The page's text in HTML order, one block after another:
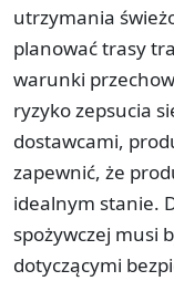
utrzymania
planować trasy
warunki
ryzyko zepsucia
dostawcami,
zapewnić, że
idealnym stanie.
spożywczej musi
dotyczącymi